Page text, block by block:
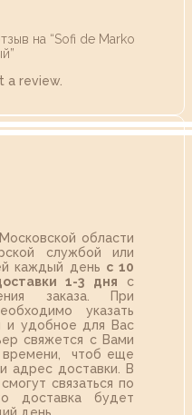
на “Sofi de Marko
a review.
области
службой или
каждый день с 10
1-3 дня с
заказа. При
указать
и удобное для Вас
свяжется с Вами
времени, чтоб еще
адрес доставки. В
связаться по
доставка будет